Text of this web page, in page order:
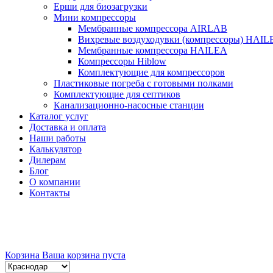
Ерши для биозагрузки
Мини компрессоры
Мембранные компрессора AIRLAB
Вихревые воздуходувки (компрессоры)
Мембранные компрессора HAILEA
Компрессоры Hiblow
Комплектующие для компрессоров
Пластиковые погреба с готовыми полками
Комплектующие для септиков
Канализационно-насосные станции
Каталог услуг
Доставка и оплата
Наши работы
Калькулятор
Дилерам
Блог
О компании
Контакты
Корзина Ваша корзина пуста